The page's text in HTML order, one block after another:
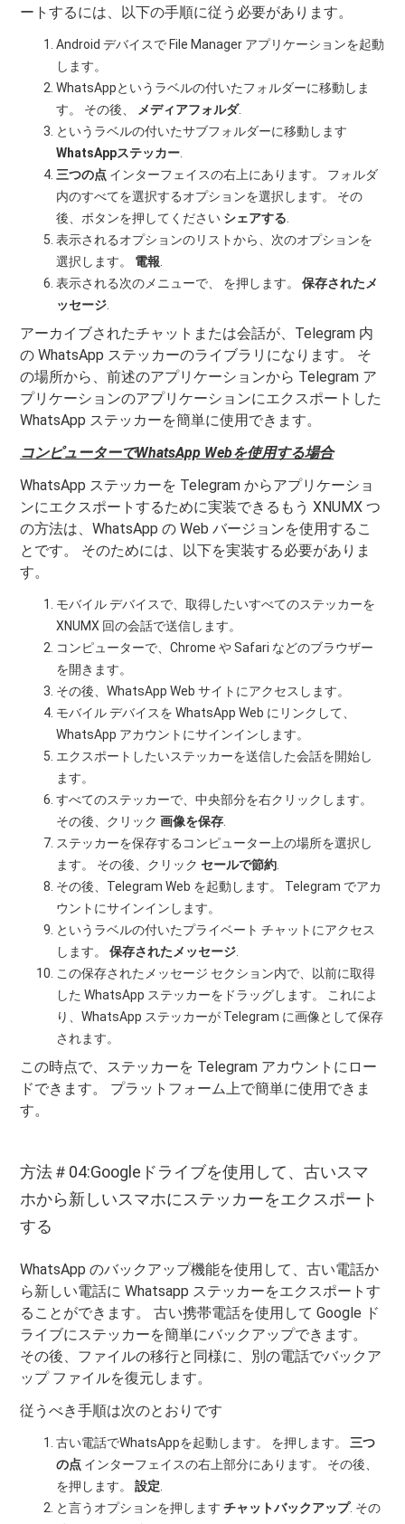
ートするには、以下の手順に従う必要があります。
Android デバイスで File Manager アプリケーションを起動
します。
WhatsAppというラベルの付いたフォルダーに移動しま
す。 その後、
メディアフォルダ.
というラベルの付いたサブフォルダーに移動します
WhatsAppステッカー
三つの点 インターフェイスの右上にあります。 フォルダ
内のすべてを選択するオプションを選択します。 その
後、ボタンを押してください シェアする
表示されるオプションのリストから、次のオプションを
選択します。 電報
表示される次のメニューで、 を押します。保存されたメ
ッセージ
アーカイブされたチャットまたは会話が、Telegram 内
の WhatsApp ステッカーのライブラリになります。 そ
の場所から、前述のアプリケーションから Telegram ア
プリケーションのアプリケーションにエクスポートした
WhatsApp ステッカーを簡単に使用できます。
コンピューターでWhatsApp Webを使用する場合
WhatsApp ステッカーを Telegram からアプリケーショ
ンにエクスポートするために実装できるもう XNUMX つ
の方法は、WhatsApp の Web バージョンを使用するこ
とです。 そのためには、以下を実装する必要がありま
す。
モバイル デバイスで、取得したいすべてのステッカーを
XNUMX 回の会話で送信します。
コンピューターで、Chrome や Safari などのブラウザー
を開きます。
その後、WhatsApp Web サイトにアクセスします。
モバイル デバイスを WhatsApp Web にリンクして、
WhatsApp アカウントにサインインします。
エクスポートしたいステッカーを送信した会話を開始し
ます。
すべてのステッカーで、中央部分を右クリックします。
その後、クリック画像を保存
ステッカーを保存するコンピューター上の場所を選択し
ます。 その後、クリックセールで節約
その後、Telegram Web を起動します。 Telegram でアカ
ウントにサインインします。
というラベルの付いたプライベート チャットにアクセス
します。保存されたメッセージ
この保存されたメッセージ セクション内で、以前に取得
した WhatsApp ステッカーをドラッグします。 これによ
り、WhatsApp ステッカーが Telegram に画像として保存
されます。
この時点で、ステッカーを Telegram アカウントにロー
ドできます。 プラットフォーム上で簡単に使用できま
す。
方法＃04:Googleドライブを使用して、古いスマ
ホから新しいスマホにステッカーをエクスポート
する
WhatsApp のバックアップ機能を使用して、古い電話か
ら新しい電話に Whatsapp ステッカーをエクスポートす
ることができます。 古い携帯電話を使用して Google ド
ライブにステッカーを簡単にバックアップできます。
その後、ファイルの移行と同様に、別の電話でバックア
ップ ファイルを復元します。
従うべき手順は次のとおりです
古い電話でWhatsAppを起動します。 を押します。 三つ
の点 インターフェイスの右上部分にあります。 その後、
を押します。設定
と言うオプションを押しますチャットバックアップ. その